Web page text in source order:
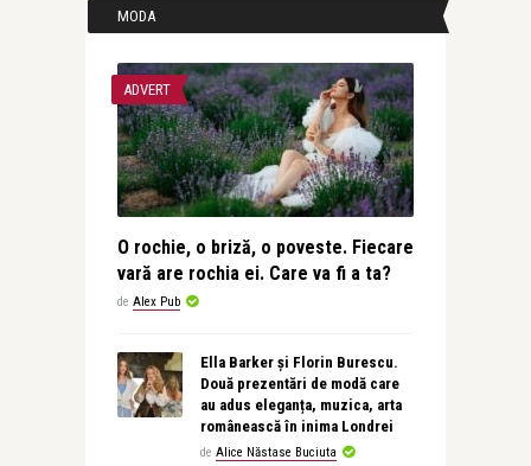
MODA
ADVERT
O rochie, o briză, o poveste. Fiecare
vară are rochia ei. Care va fi a ta?
de Alex Pub
Ella Barker și Florin Burescu.
Două prezentări de modă care
au adus eleganța, muzica, arta
românească în inima Londrei
de Alice Năstase Buciuta